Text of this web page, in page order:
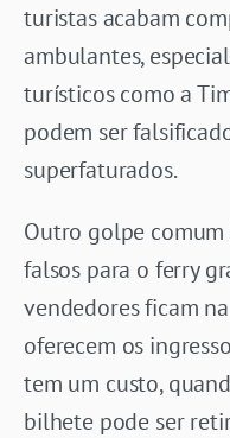
turistas acabam
ambulantes,
turísticos como a
podem ser
superfaturados.
Outro golpe comum
falsos para o ferry
vendedores ficam
oferecem os
tem um custo,
bilhete pode ser